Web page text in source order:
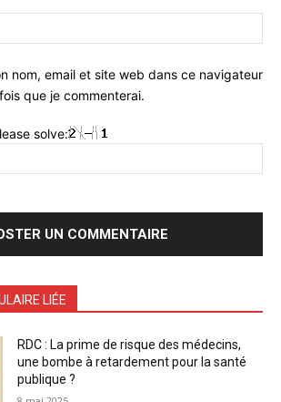
:
nom, email et site web dans ce navigateur
que je commenterai.
solve:
LIÉE
RDC : La prime de risque des médecins,
une bombe à retardement pour la santé
publique ?